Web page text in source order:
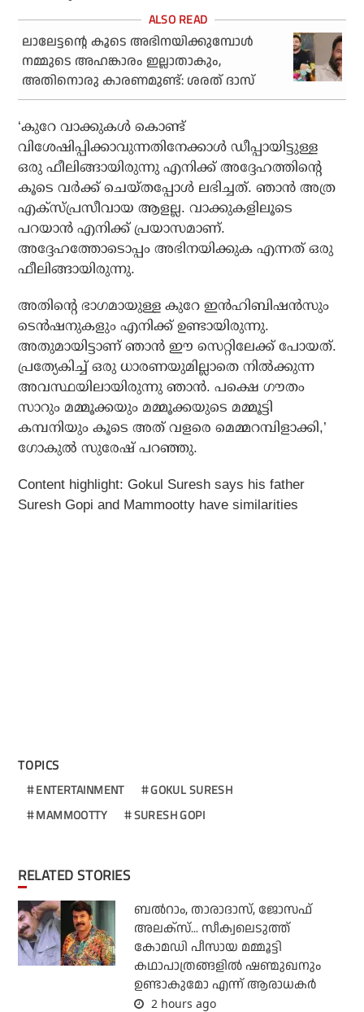
ലാലേട്ടന്റെ കൂടെ അഭിനയിക്കുമ്പോള്‍
നമ്മുടെ അഹങ്കാരം ഇല്ലാതാകും,
അതിനൊരു കാരണമുണ്ട്: ശരത് ദാസ്
‘കുറേ വാക്കുകള്‍ കൊണ്ട്
വിശേഷിപ്പിക്കാവുന്നതിനേക്കാള്‍ ഡീപ്പായിട്ടുള്ള
ഒരു ഫീലിങ്ങായിരുന്നു എനിക്ക് അദ്ദേഹത്തിന്റെ
കൂടെ വര്‍ക്ക് ചെയ്തപ്പോള്‍ ലഭിച്ചത്. ഞാന്‍ അത്ര
എക്സ്പ്രസീവായ ആളല്ല. വാക്കുകളിലൂടെ
പറയാന്‍ എനിക്ക് പ്രയാസമാണ്.
അദ്ദേഹത്തോടൊപ്പം അഭിനയിക്കുക എന്നത് ഒരു
ഫീലിങ്ങായിരുന്നു.
അതിന്റെ ഭാഗമായുള്ള കുറേ ഇന്‍ഹിബിഷന്‍സും
ടെന്‍ഷനുകളും എനിക്ക് ഉണ്ടായിരുന്നു.
അതുമായിട്ടാണ് ഞാന്‍ ഈ സെറ്റിലേക്ക് പോയത്.
പ്രത്യേകിച്ച് ഒരു ധാരണയുമില്ലാതെ നില്‍ക്കുന്ന
അവസ്ഥയിലായിരുന്നു ഞാന്‍. പക്ഷെ ഗൗതം
സാറും മമ്മൂക്കയും മമ്മൂക്കയുടെ മമ്മൂട്ടി
കമ്പനിയും കൂടെ അത് വളരെ മെമ്മറമ്പിളാക്കി,’
ഗോകുല്‍ സുരേഷ് പറഞ്ഞു.
Content highlight: Gokul Suresh says his father
Suresh Gopi and Mammootty have similarities
TOPICS
ENTERTAINMENT
GOKUL SURESH
MAMMOOTTY
SURESH GOPI
RELATED STORIES
ബല്‍റാം, താരാദാസ്, ജോസഫ്
അലക്‌സ്... സീക്വലെടുത്ത്
കോമഡി പീസായ മമ്മൂട്ടി
കഥാപാത്രങ്ങളില്‍ ഷണ്മുഖനും
ഉണ്ടാകുമോ എന്ന് ആരാധകര്‍
2 hours ago